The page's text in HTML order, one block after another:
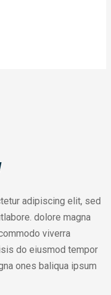
adipiscing elit, sed
dolore magna
viverra
do eiusmod tempor
ones baliqua ipsum